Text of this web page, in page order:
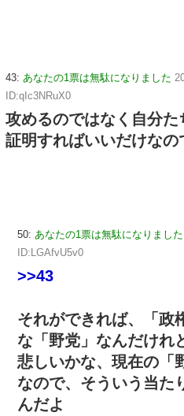
43: あなたの1票は無駄になりました
ID:qIc3NRuX0
攻めるのではなく自分
証明すればいいだけなの
50: あなたの1票は無駄になりました
ID:LGAfvU5v0
>>43
それができれば、「政
な「野党」なんだけれ
悲しいかな、現在の「
なので、そういう当た
んだよ